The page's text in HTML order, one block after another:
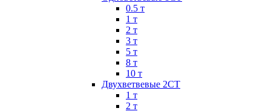
0.5 т
1 т
2 т
3 т
5 т
8 т
10 т
Двухветвевые 2СТ
1 т
2 т